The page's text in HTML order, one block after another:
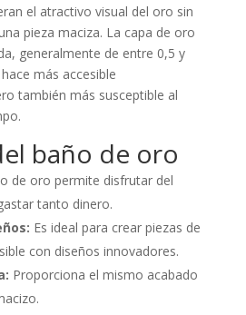
el atractivo visual del oro sin
pieza maciza. La capa de oro
generalmente de entre 0,5 y
más accesible
también más susceptible al
baño de oro
de oro permite disfrutar del
tanto dinero.
Es ideal para crear piezas de
con diseños innovadores.
Proporciona el mismo acabado